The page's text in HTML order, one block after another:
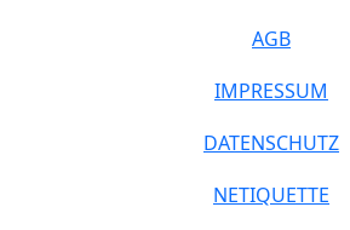
AGB
IMPRESSUM
DATENSCHUTZ
NETIQUETTE